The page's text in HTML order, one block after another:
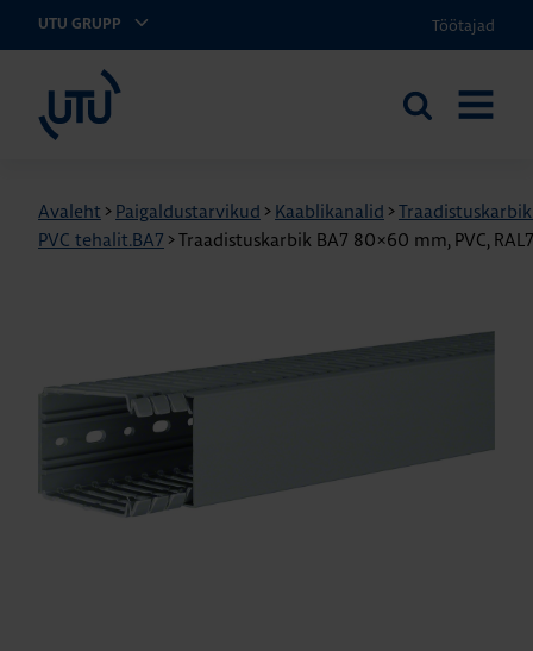
UTU GRUPP Töötajad
Otsi
Avaleht > Paigaldustarvikud > Kaablikanalid >
PVC tehalit.BA7 >Traadistuskarbik BA7 80×60 mm, PVC,